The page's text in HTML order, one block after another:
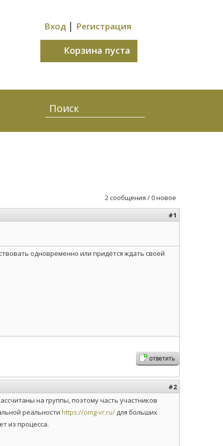
Вход | Регистрация
Корзина пуста
2 сообщения / 0 новое
#1
одновременно или придётся ждать своей
ответить
#2
на группы, поэтому часть участников
реальности https://omg-vr.ru/для больших
из процесса.